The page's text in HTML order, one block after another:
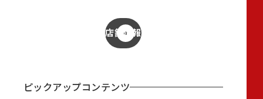
店舗情報
ピックアップコンテンツ